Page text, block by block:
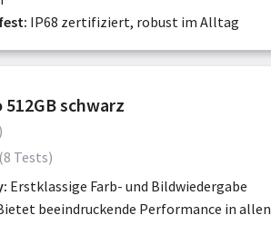
IP68 zertifiziert, robust im Alltag
schwarz
(8 Tests)
Erstklassige Farb- und Bildwiedergabe
beeindruckende Performance in allen